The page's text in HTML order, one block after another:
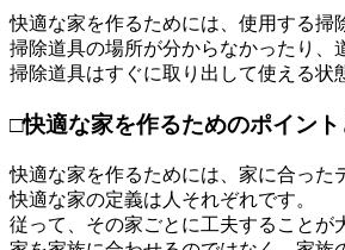
快適な家を作るためには、使用する掃
掃除道具の場所が分からなかったり、
掃除道具はすぐに取り出して使える状
□快適な家を作るためのポイント
快適な家を作るためには、家に合った
快適な家の定義は人それぞれです。
従って、その家ごとに工夫することが